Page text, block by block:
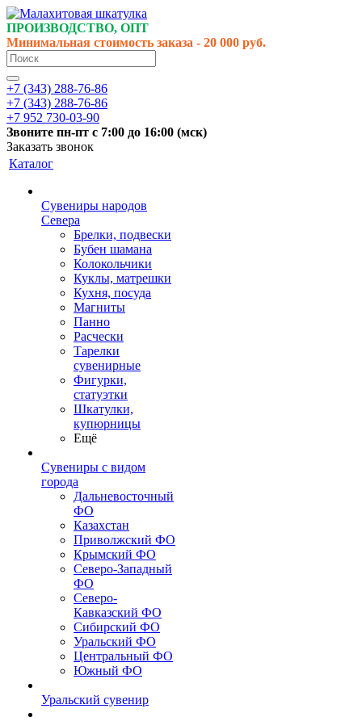
ПРОИЗВОДСТВО, ОПТ
Минимальная стоимость заказа - 20 000 руб.
+7 (343) 288-76-86
+7 (343) 288-76-86
+7 952 730-03-90
Звоните пн-пт с 7:00 до 16:00 (мск)
Заказать звонок
Каталог
Сувениры народов
Севера
Брелки, подвески
Бубен шамана
Колокольчики
Куклы, матрешки
Кухня, посуда
Магниты
Панно
Расчески
Тарелки
сувенирные
Фигурки,
статуэтки
Шкатулки,
купюрницы
Ещё
Сувениры с видом
города
Дальневосточный
ФО
Казахстан
Приволжский ФО
Крымский ФО
Северо-Западный
ФО
Северо-
Кавказский ФО
Сибирский ФО
Уральский ФО
Центральный ФО
Южный ФО
Уральский сувенир